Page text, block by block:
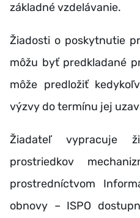
základné vzdelávanie.
Žiadosti o poskytnutie
môžu byť predkladané
môže predložiť
výzvy do termínu jej
Žiadateľ vypracuje
prostriedkov
prostredníctvom
obnovy – ISPO